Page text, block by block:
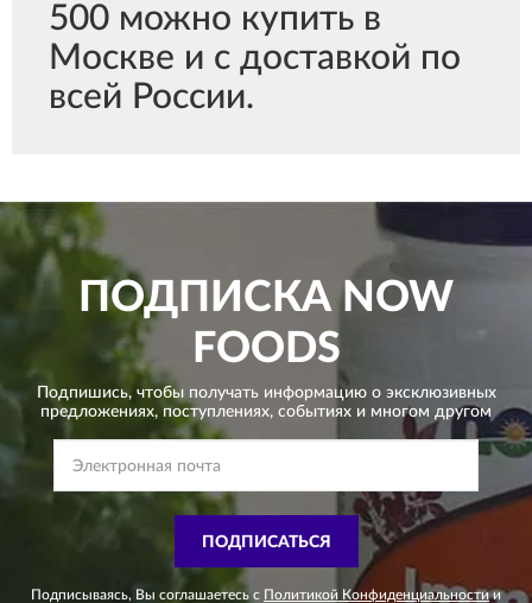
500 можно купить в
Москве и с доставкой по
всей России.
ПОДПИСКАNOW
FOODS
Подпишись, чтобы получать информацию о эксклюзивных
предложениях, поступлениях, событиях и многом другом
ПОДПИСАТЬСЯ
Подписываясь, Вы соглашаетесь с Политикой Конфиденциальности и